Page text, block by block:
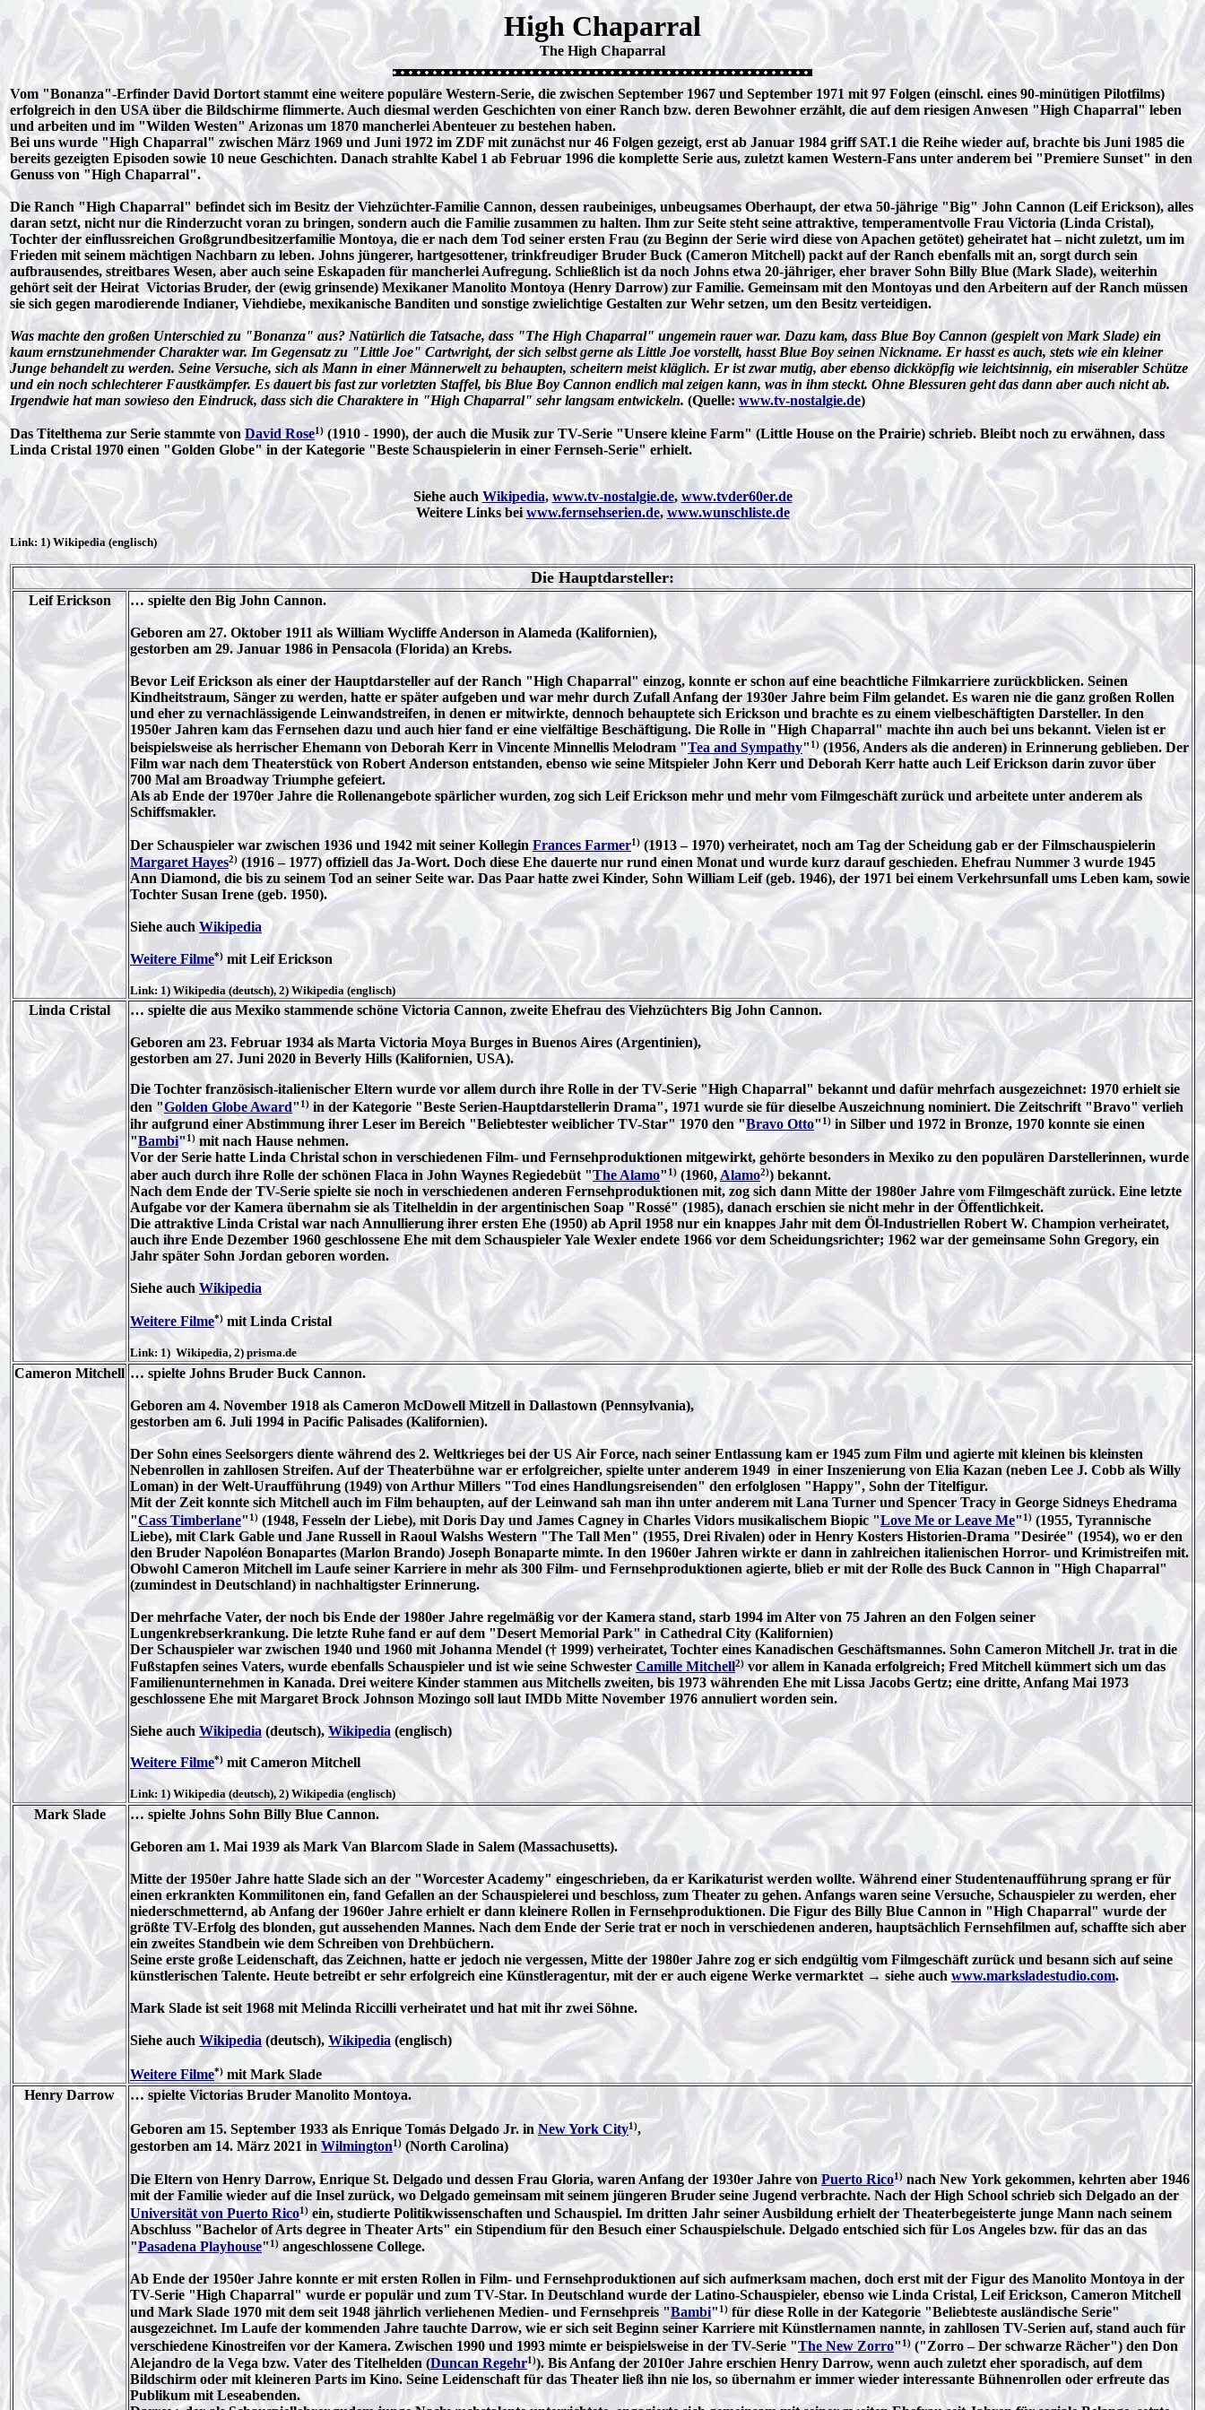
High Chaparral
The High Chaparral
Vom "Bonanza"-Erfinder David Dortort stammt eine weitere populäre Western-Serie, die zwischen September 1967 und September 1971 mit 97 Folgen (einschl. eines 90-minütigen Pilotfilms)
erfolgreich in den USA über die Bildschirme flimmerte. Auch diesmal werden Geschichten von einer Ranch bzw. deren Bewohner erzählt, die auf dem riesigen Anwesen "High Chaparral" leben
und arbeiten und im "Wilden Westen" Arizonas um 1870 mancherlei Abenteuer zu bestehen haben.
Bei uns wurde "High Chaparral" zwischen März 1969 und Juni 1972 im ZDF mit zunächst nur 46 Folgen gezeigt, erst ab Januar 1984 griff SAT.1 die Reihe wieder auf, brachte bis Juni 1985 die
bereits gezeigten Episoden sowie 10 neue Geschichten. Danach strahlte Kabel 1 ab Februar 1996 die komplette Serie aus, zuletzt kamen Western-Fans unter anderem bei "Premiere Sunset" in den
Genuss von "High Chaparral".
Die Ranch "High Chaparral" befindet sich im Besitz der Viehzüchter-Familie Cannon, dessen raubeiniges, unbeugsames Oberhaupt, der etwa 50-jährige "Big" John Cannon (Leif Erickson), alles
daran setzt, nicht nur die Rinderzucht voran zu bringen, sondern auch die Familie zusammen zu halten. Ihm zur Seite steht seine attraktive, temperamentvolle Frau Victoria (Linda Cristal),
Tochter der einflussreichen Großgrundbesitzerfamilie Montoya, die er nach dem Tod seiner ersten Frau (zu Beginn der Serie wird diese von Apachen getötet) geheiratet hat – nicht zuletzt, um im
Frieden mit seinem mächtigen Nachbarn zu leben. Johns jüngerer, hartgesottener, trinkfreudiger Bruder Buck (Cameron Mitchell) packt auf der Ranch ebenfalls mit an, sorgt durch sein
aufbrausendes, streitbares Wesen, aber auch seine Eskapaden für mancherlei Aufregung. Schließlich ist da noch Johns etwa 20-jähriger, eher braver Sohn Billy Blue (Mark Slade), weiterhin
gehört seit der Heirat Victorias Bruder, der (ewig grinsende) Mexikaner Manolito Montoya (Henry Darrow) zur Familie. Gemeinsam mit den Montoyas und den Arbeitern auf der Ranch müssen
sie sich gegen marodierende Indianer, Viehdiebe, mexikanische Banditen und sonstige zwielichtige Gestalten zur Wehr setzen, um den Besitz verteidigen.
Was machte den großen Unterschied zu "Bonanza" aus? Natürlich die Tatsache, dass "The High Chaparral" ungemein rauer war. Dazu kam, dass Blue Boy Cannon (gespielt von Mark Slade) ein
kaum ernstzunehmender Charakter war. Im Gegensatz zu "Little Joe" Cartwright, der sich selbst gerne als Little Joe vorstellt, hasst Blue Boy seinen Nickname. Er hasst es auch, stets wie ein kleiner
Junge behandelt zu werden. Seine Versuche, sich als Mann in einer Männerwelt zu behaupten, scheitern meist kläglich. Er ist zwar mutig, aber ebenso dickköpfig wie leichtsinnig, ein miserabler Schütze
und ein noch schlechterer Faustkämpfer. Es dauert bis fast zur vorletzten Staffel, bis Blue Boy Cannon endlich mal zeigen kann, was in ihm steckt. Ohne Blessuren geht das dann aber auch nicht ab.
Irgendwie hat man sowieso den Eindruck, dass sich die Charaktere in "High Chaparral" sehr langsam entwickeln. (Quelle: www.tv-nostalgie.de)
Das Titelthema zur Serie stammte vonDavid Rose1) (1910 - 1990), der auch die Musik zur TV-Serie "Unsere kleine Farm" (Little House on the Prairie) schrieb. Bleibt noch zu erwähnen, dass
Linda Cristal 1970 einen "Golden Globe" in der Kategorie "Beste Schauspielerin in einer Fernseh-Serie" erhielt.
Siehe auch Wikipedia, www.tv-nostalgie.de, www.tvder60er.de
Weitere Links bei www.fernsehserien.de, www.wunschliste.de
Link: 1) Wikipedia (englisch)
Die Hauptdarsteller:
Leif Erickson … spielte den Big John Cannon.
Geboren am 27. Oktober 1911 als William Wycliffe Anderson in Alameda (Kalifornien),
gestorben am 29. Januar 1986 in Pensacola (Florida) an Krebs.
Bevor Leif Erickson als einer der Hauptdarsteller auf der Ranch "High Chaparral" einzog, konnte er schon auf eine beachtliche Filmkarriere zurückblicken. Seinen
Kindheitstraum, Sänger zu werden, hatte er später aufgeben und war mehr durch Zufall Anfang der 1930er Jahre beim Film gelandet. Es waren nie die ganz großen Rollen
und eher zu vernachlässigende Leinwandstreifen, in denen er mitwirkte, dennoch behauptete sich Erickson und brachte es zu einem vielbeschäftigten Darsteller. In den
1950er Jahren kam das Fernsehen dazu und auch hier fand er eine vielfältige Beschäftigung. Die Rolle in "High Chaparral" machte ihn auch bei uns bekannt. Vielen ist er
beispielsweise als herrischer Ehemann von Deborah Kerr in Vincente Minnellis Melodram "Tea and Sympathy" 1) (1956, Anders als die anderen) in Erinnerung geblieben. Der
Film war nach dem Theaterstück von Robert Anderson entstanden, ebenso wie seine Mitspieler John Kerr und Deborah Kerr hatte auch Leif Erickson darin zuvor über
700 Mal am Broadway Triumphe gefeiert.
Als ab Ende der 1970er Jahre die Rollenangebote spärlicher wurden, zog sich Leif Erickson mehr und mehr vom Filmgeschäft zurück und arbeitete unter anderem als
Schiffsmakler.
Der Schauspieler war zwischen 1936 und 1942 mit seiner Kollegin Frances Farmer1)(1913 – 1970) verheiratet, noch am Tag der Scheidung gab er der Filmschauspielerin
Margaret Hayes2) (1916 – 1977) offiziell das Ja-Wort. Doch diese Ehe dauerte nur rund einen Monat und wurde kurz darauf geschieden. Ehefrau Nummer 3 wurde 1945
Ann Diamond, die bis zu seinem Tod an seiner Seite war. Das Paar hatte zwei Kinder, Sohn William Leif (geb. 1946), der 1971 bei einem Verkehrsunfall ums Leben kam, sowie
Tochter Susan Irene (geb. 1950).
Siehe auch Wikipedia
Weitere Filme*) mit Leif Erickson
Link: 1) Wikipedia (deutsch), 2) Wikipedia (englisch)
Linda Cristal … spielte die aus Mexiko stammende schöne Victoria Cannon, zweite Ehefrau des Viehzüchters Big John Cannon.
Geboren am 23. Februar 1934 als Marta Victoria Moya Burges in Buenos Aires (Argentinien),
gestorben am 27. Juni 2020 in Beverly Hills (Kalifornien, USA).
Die Tochter französisch-italienischer Eltern wurde vor allem durch ihre Rolle in der TV-Serie "High Chaparral" bekannt und dafür mehrfach ausgezeichnet: 1970 erhielt sie
den "Golden Globe Award" 1) in der Kategorie "Beste Serien-Hauptdarstellerin Drama", 1971 wurde sie für dieselbe Auszeichnung nominiert. Die Zeitschrift "Bravo" verlieh
ihr aufgrund einer Abstimmung ihrer Leser im Bereich "Beliebtester weiblicher TV-Star" 1970 den "Bravo Otto"1) in Silber und 1972 in Bronze, 1970 konnte sie einen
"Bambi"1) mit nach Hause nehmen.
Vor der Serie hatte Linda Christal schon in verschiedenen Film- und Fernsehproduktionen mitgewirkt, gehörte besonders in Mexiko zu den populären Darstellerinnen, wurde
aber auch durch ihre Rolle der schönen Flaca in John Waynes Regiedebüt "The Alamo" 1) (1960, Alamo2)) bekannt.
Nach dem Ende der TV-Serie spielte sie noch in verschiedenen anderen Fernsehproduktionen mit, zog sich dann Mitte der 1980er Jahre vom Filmgeschäft zurück. Eine letzte
Aufgabe vor der Kamera übernahm sie als Titelheldin in der argentinischen Soap "Rossé" (1985), danach erschien sie nicht mehr in der Öffentlichkeit.
Die attraktive Linda Cristal war nach Annullierung ihrer ersten Ehe (1950) ab April 1958 nur ein knappes Jahr mit dem Öl-Industriellen Robert W. Champion verheiratet,
auch ihre Ende Dezember 1960 geschlossene Ehe mit dem Schauspieler Yale Wexler endete 1966 vor dem Scheidungsrichter; 1962 war der gemeinsame Sohn Gregory, ein
Jahr später Sohn Jordan geboren worden.
Siehe auchWikipedia
Weitere Filme*) mit Linda Cristal
Link: 1) Wikipedia, 2) prisma.de
Cameron Mitchell … spielte Johns Bruder Buck Cannon.
Geboren am 4. November 1918 als Cameron McDowell Mitzell in Dallastown (Pennsylvania),
gestorben am 6. Juli 1994 in Pacific Palisades (Kalifornien).
Der Sohn eines Seelsorgers diente während des 2. Weltkrieges bei der US Air Force, nach seiner Entlassung kam er 1945 zum Film und agierte mit kleinen bis kleinsten
Nebenrollen in zahllosen Streifen. Auf der Theaterbühne war er erfolgreicher, spielte unter anderem 1949 in einer Inszenierung von Elia Kazan (neben Lee J. Cobb als Willy
Loman) in der Welt-Uraufführung (1949) von Arthur Millers "Tod eines Handlungsreisenden" den erfolglosen "Happy", Sohn der Titelfigur.
Mit der Zeit konnte sich Mitchell auch im Film behaupten, auf der Leinwand sah man ihn unter anderem mit Lana Turner und Spencer Tracy in George Sidneys Ehedrama
"Cass Timberlane" 1) (1948, Fesseln der Liebe), mit Doris Day und James Cagney in Charles Vidors musikalischem Biopic "Love Me or Leave Me" 1) (1955, Tyrannische
Liebe), mit Clark Gable und Jane Russell in Raoul Walshs Western "The Tall Men" (1955, Drei Rivalen) oder in Henry Kosters Historien-Drama "Desirée" (1954), wo er den
den Bruder Napoléon Bonapartes (Marlon Brando) Joseph Bonaparte mimte. In den 1960er Jahren wirkte er dann in zahlreichen italienischen Horror- und Krimistreifen mit.
Obwohl Cameron Mitchell im Laufe seiner Karriere in mehr als 300 Film- und Fernsehproduktionen agierte, blieb er mit der Rolle des Buck Cannon in "High Chaparral"
(zumindest in Deutschland) in nachhaltigster Erinnerung.
Der mehrfache Vater, der noch bis Ende der 1980er Jahre regelmäßig vor der Kamera stand, starb 1994 im Alter von 75 Jahren an den Folgen seiner
Lungenkrebserkrankung. Die letzte Ruhe fand er auf dem "Desert Memorial Park" in Cathedral City (Kalifornien)
Der Schauspieler war zwischen 1940 und 1960 mit Johanna Mendel († 1999) verheiratet, Tochter eines Kanadischen Geschäftsmannes. Sohn Cameron Mitchell Jr. trat in die
Fußstapfen seines Vaters, wurde ebenfalls Schauspieler und ist wie seine Schwester Camille Mitchell2) vor allem in Kanada erfolgreich; Fred Mitchell kümmert sich um das
Familienunternehmen in Kanada. Drei weitere Kinder stammen aus Mitchells zweiten, bis 1973 währenden Ehe mit Lissa Jacobs Gertz; eine dritte, Anfang Mai 1973
geschlossene Ehe mit Margaret Brock Johnson Mozingo soll laut IMDb Mitte November 1976 annuliert worden sein.
Siehe auch Wikipedia(deutsch),Wikipedia (englisch)
Weitere Filme*) mit Cameron Mitchell
Link: 1) Wikipedia (deutsch), 2) Wikipedia (englisch)
Mark Slade … spielte Johns Sohn Billy Blue Cannon.
Geboren am 1. Mai 1939 als Mark Van Blarcom Slade in Salem (Massachusetts).
Mitte der 1950er Jahre hatte Slade sich an der "Worcester Academy" eingeschrieben, da er Karikaturist werden wollte. Während einer Studentenaufführung sprang er für
einen erkrankten Kommilitonen ein, fand Gefallen an der Schauspielerei und beschloss, zum Theater zu gehen. Anfangs waren seine Versuche, Schauspieler zu werden, eher
niederschmetternd, ab Anfang der 1960er Jahre erhielt er dann kleinere Rollen in Fernsehproduktionen. Die Figur des Billy Blue Cannon in "High Chaparral" wurde der
größte TV-Erfolg des blonden, gut aussehenden Mannes. Nach dem Ende der Serie trat er noch in verschiedenen anderen, hauptsächlich Fernsehfilmen auf, schaffte sich aber
ein zweites Standbein wie dem Schreiben von Drehbüchern.
Seine erste große Leidenschaft, das Zeichnen, hatte er jedoch nie vergessen, Mitte der 1980er Jahre zog er sich endgültig vom Filmgeschäft zurück und besann sich auf seine
künstlerischen Talente. Heute betreibt er sehr erfolgreich eine Künstleragentur, mit der er auch eigene Werke vermarktet → siehe auchwww.marksladestudio.com.
Mark Slade ist seit 1968 mit Melinda Riccilli verheiratet und hat mit ihr zwei Söhne.
Siehe auch Wikipedia (deutsch), Wikipedia (englisch)
Weitere Filme*) mit Mark Slade
Henry Darrow
… spielte Victorias Bruder Manolito Montoya.
Geboren am 15. September 1933 als Enrique Tomás Delgado Jr. inNew York City1),
gestorben am 14. März 2021 in Wilmington1) (North Carolina)
Die Eltern von Henry Darrow, Enrique St. Delgado und dessen Frau Gloria, waren Anfang der 1930er Jahre von Puerto Rico1) nach New York gekommen, kehrten aber 1946
mit der Familie wieder auf die Insel zurück, wo Delgado gemeinsam mit seinem jüngeren Bruder seine Jugend verbrachte. Nach der High School schrieb sich Delgado an der
Universität von Puerto Rico1) ein, studierte Politikwissenschaften und Schauspiel. Im dritten Jahr seiner Ausbildung erhielt der Theaterbegeisterte junge Mann nach seinem
Abschluss "Bachelor of Arts degree in Theater Arts" ein Stipendium für den Besuch einer Schauspielschule. Delgado entschied sich für Los Angeles bzw. für das an das
"Pasadena Playhouse" 1) angeschlossene College.
Ab Ende der 1950er Jahre konnte er mit ersten Rollen in Film- und Fernsehproduktionen auf sich aufmerksam machen, doch erst mit der Figur des Manolito Montoya in der
TV-Serie "High Chaparral" wurde er populär und zum TV-Star. In Deutschland wurde der Latino-Schauspieler, ebenso wie Linda Cristal, Leif Erickson, Cameron Mitchell
und Mark Slade 1970 mit dem seit 1948 jährlich verliehenen Medien- und Fernsehpreis "Bambi" 1) für diese Rolle in der Kategorie "Beliebteste ausländische Serie"
ausgezeichnet. Im Laufe der kommenden Jahre tauchte Darrow, wie er sich seit Beginn seiner Karriere mit Künstlernamen nannte, in zahllosen TV-Serien auf, stand auch für
verschiedene Kinostreifen vor der Kamera. Zwischen 1990 und 1993 mimte er beispielsweise in der TV-Serie "The New Zorro" 1) ("Zorro – Der schwarze Rächer") den Don
Alejandro de la Vega bzw. Vater des Titelhelden (Duncan Regehr1)). Bis Anfang der 2010er Jahre erschien Henry Darrow, wenn auch zuletzt eher sporadisch, auf dem
Bildschirm oder mit kleineren Parts im Kino. Seine Leidenschaft für das Theater ließ ihn nie los, so übernahm er immer wieder interessante Bühnenrollen oder erfreute das
Publikum mit Leseabenden.